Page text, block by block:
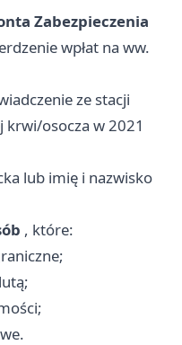
Zabezpieczenia
wpłat na ww.
ze stacji
osocza w 2021
lub imię i nazwisko
, które: